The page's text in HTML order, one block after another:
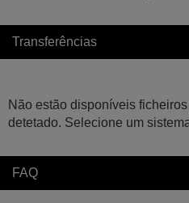
Transferências
Não estão disponíveis
detetado. Selecione um
FAQ